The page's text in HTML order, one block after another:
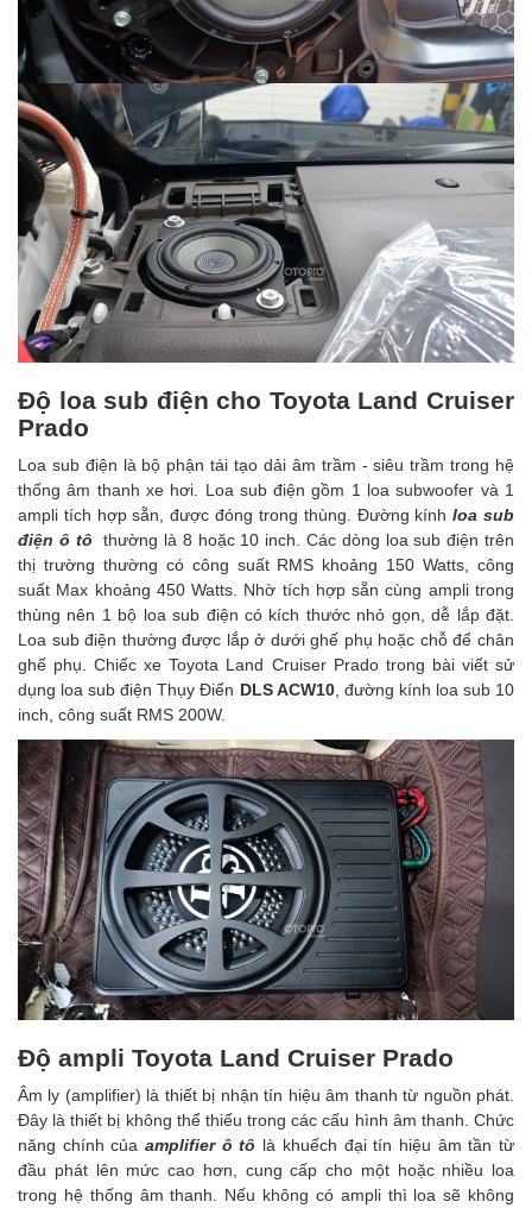
Độ loa sub điện cho Toyota Land Cruiser
Prado
Loa sub điện là bộ phận tái tạo dải âm trầm - siêu trầm trong hệ
thống âm thanh xe hơi. Loa sub điện gồm 1 loa subwoofer và 1
ampli tích hợp sẵn, được đóng trong thùng. Đường kínhloa sub
điện ô tô thường là 8 hoặc 10 inch. Các dòng loa sub điện trên
thị trường thường có công suất RMS khoảng 150 Watts, công
suất Max khoảng 450 Watts. Nhờ tích hợp sẵn cùng ampli trong
thùng nên 1 bộ loa sub điện có kích thước nhỏ gọn, dễ lắp đặt.
Loa sub điện thường được lắp ở dưới ghế phụ hoặc chỗ để chân
ghế phụ. Chiếc xe Toyota Land Cruiser Prado trong bài viết sử
dụng loa sub điện Thụy Điển DLS ACW10, đường kính loa sub 10
inch, công suất RMS 200W.
Độ ampli Toyota Land Cruiser Prado
Âm ly (amplifier) là thiết bị nhận tín hiệu âm thanh từ nguồn phát.
Đây là thiết bị không thể thiếu trong các cấu hình âm thanh. Chức
năng chính củaamplifier ô tô là khuếch đại tín hiệu âm tần từ
đầu phát lên mức cao hơn, cung cấp cho một hoặc nhiều loa
trong hệ thống âm thanh. Nếu không có ampli thì loa sẽ không